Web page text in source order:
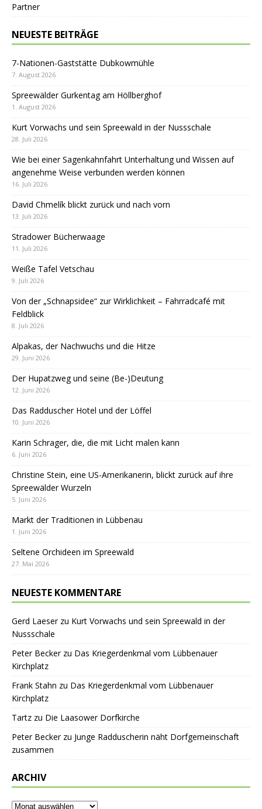
Partner
NEUESTE BEITRÄGE
7-Nationen-Gaststätte Dubkowmühle
7. August 2026
Spreewälder Gurkentag am Höllberghof
1. August 2026
Kurt Vorwachs und sein Spreewald in der Nussschale
28. Juli 2026
Wie bei einer Sagenkahnfahrt Unterhaltung und Wissen auf
angenehme Weise verbunden werden können
16. Juli 2026
David Chmelík blickt zurück und nach vorn
13. Juli 2026
Stradower Bücherwaage
11. Juli 2026
Weiße Tafel Vetschau
9. Juli 2026
Von der „Schnapsidee“ zur Wirklichkeit – Fahrradcafé mit
Feldblick
8. Juli 2026
Alpakas, der Nachwuchs und die Hitze
29. Juni 2026
Der Hupatzweg und seine (Be-)Deutung
12. Juni 2026
Das Radduscher Hotel und der Löffel
10. Juni 2026
Karin Schrager, die, die mit Licht malen kann
6. Juni 2026
Christine Stein, eine US-Amerikanerin, blickt zurück auf ihre
Spreewälder Wurzeln
5. Juni 2026
Markt der Traditionen in Lübbenau
1. Juni 2026
Seltene Orchideen im Spreewald
27. Mai 2026
NEUESTE KOMMENTARE
Gerd Laeserzu Kurt Vorwachs und sein Spreewald in der
Nussschale
Peter Beckerzu Das Kriegerdenkmal vom Lübbenauer
Kirchplatz
Frank Stahn zu Das Kriegerdenkmal vom Lübbenauer
Kirchplatz
Tartz zu Die Laasower Dorfkirche
Peter Beckerzu Junge Radduscherin näht Dorfgemeinschaft
zusammen
ARCHIV